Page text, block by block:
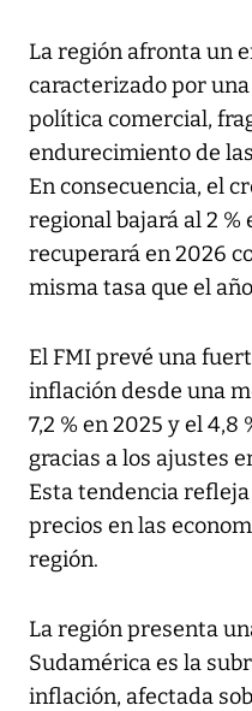
La región afronta un
caracterizado por
política comercial,
endurecimiento de
En consecuencia, el
regional bajará al 2 %
recuperará en 2026
misma tasa que el
El FMI prevé una
inflación desde una
7,2 % en 2025 y el 4,8
gracias a los ajustes
Esta tendencia
precios en las
región.
La región presenta
Sudamérica es la
inflación, afectada